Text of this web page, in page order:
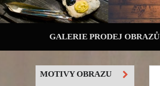
GALERIE PRODEJ OBRAZŮ
MOTIVY OBRAZU